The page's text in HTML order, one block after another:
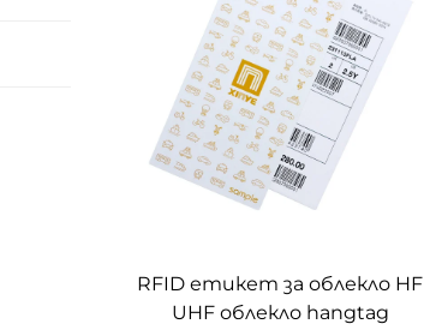
RFID етикет за облекло HF
UHF облекло hangtag